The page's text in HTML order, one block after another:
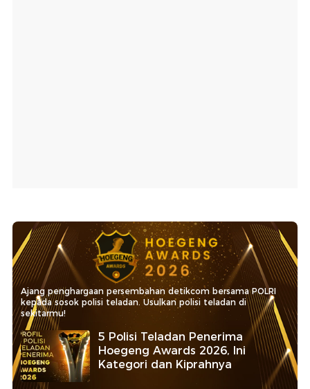
Ajang penghargaan persembahan detikcom bersama POLRI
kepada sosok polisi teladan. Usulkan polisi teladan di
sekitarmu!
5 Polisi Teladan Penerima
Hoegeng Awards 2026, Ini
Kategori dan Kiprahnya